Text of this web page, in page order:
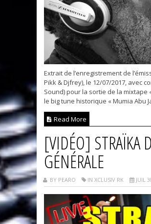
Extrait de l’enregistrement de
Pikk & Djfrey), le 12/07/2017, avec
Sound) pour la sortie de la mixtape
le big tune historique « Mumia Abu
Read More
[VIDÉO] STRAÏKA
GÉNÉRALE
BY PEARO IN XCLUSIV RK JUIL